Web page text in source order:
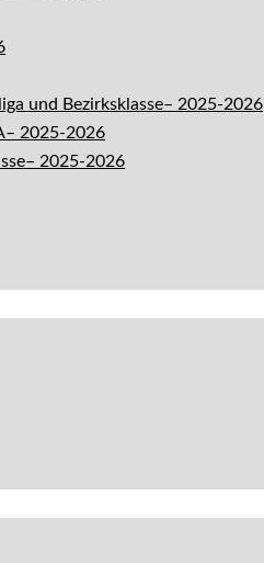
und Bezirksklasse– 2025-2026
2025-2026
2025-2026